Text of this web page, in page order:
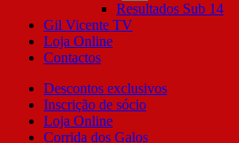
Resultados Sub 14
Gil Vicente TV
Loja Online
Contactos
Descontos exclusivos
Inscrição de sócio
Loja Online
Corrida dos Galos